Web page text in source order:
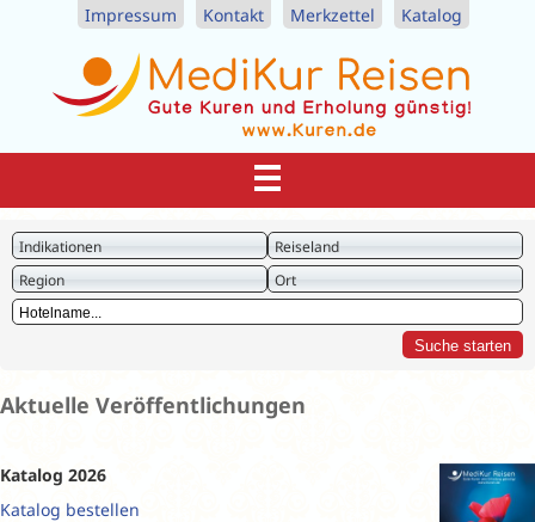
Impressum Kontakt Merkzettel Katalog
Indikationen
Reiseland
Region
Ort
Aktuelle Veröffentlichungen
Katalog 2026
Katalog bestellen